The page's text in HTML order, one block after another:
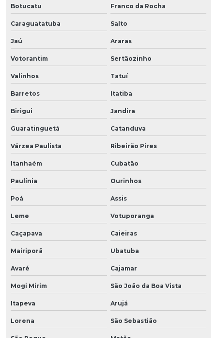
Botucatu Franco da Rocha
Caraguatatuba Salto
Jaú Araras
Votorantim Sertãozinho
Valinhos Tatuí
Barretos Itatiba
Birigui Jandira
Guaratinguetá Catanduva
Várzea Paulista Ribeirão Pires
Itanhaém Cubatão
Paulínia Ourinhos
Poá Assis
Leme Votuporanga
Caçapava Caieiras
Mairiporã Ubatuba
Avaré Cajamar
Mogi Mirim São João da Boa Vista
Itapeva Arujá
Lorena São Sebastião